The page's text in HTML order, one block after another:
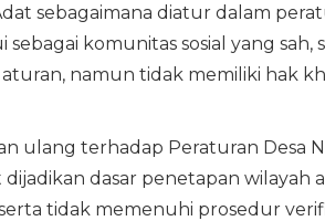
sebagaimana diatur dalam
komunitas sosial yang sah,
namun tidak memiliki hak
ulang terhadap Peraturan Desa
dasar penetapan wilayah
tidak memenuhi prosedur